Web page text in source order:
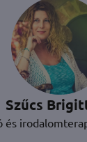
Szűcs
és